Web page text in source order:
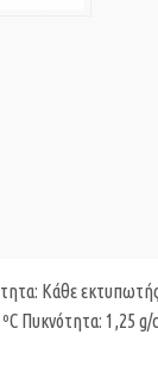
Κάθε
Πυκνότητα: 1,25